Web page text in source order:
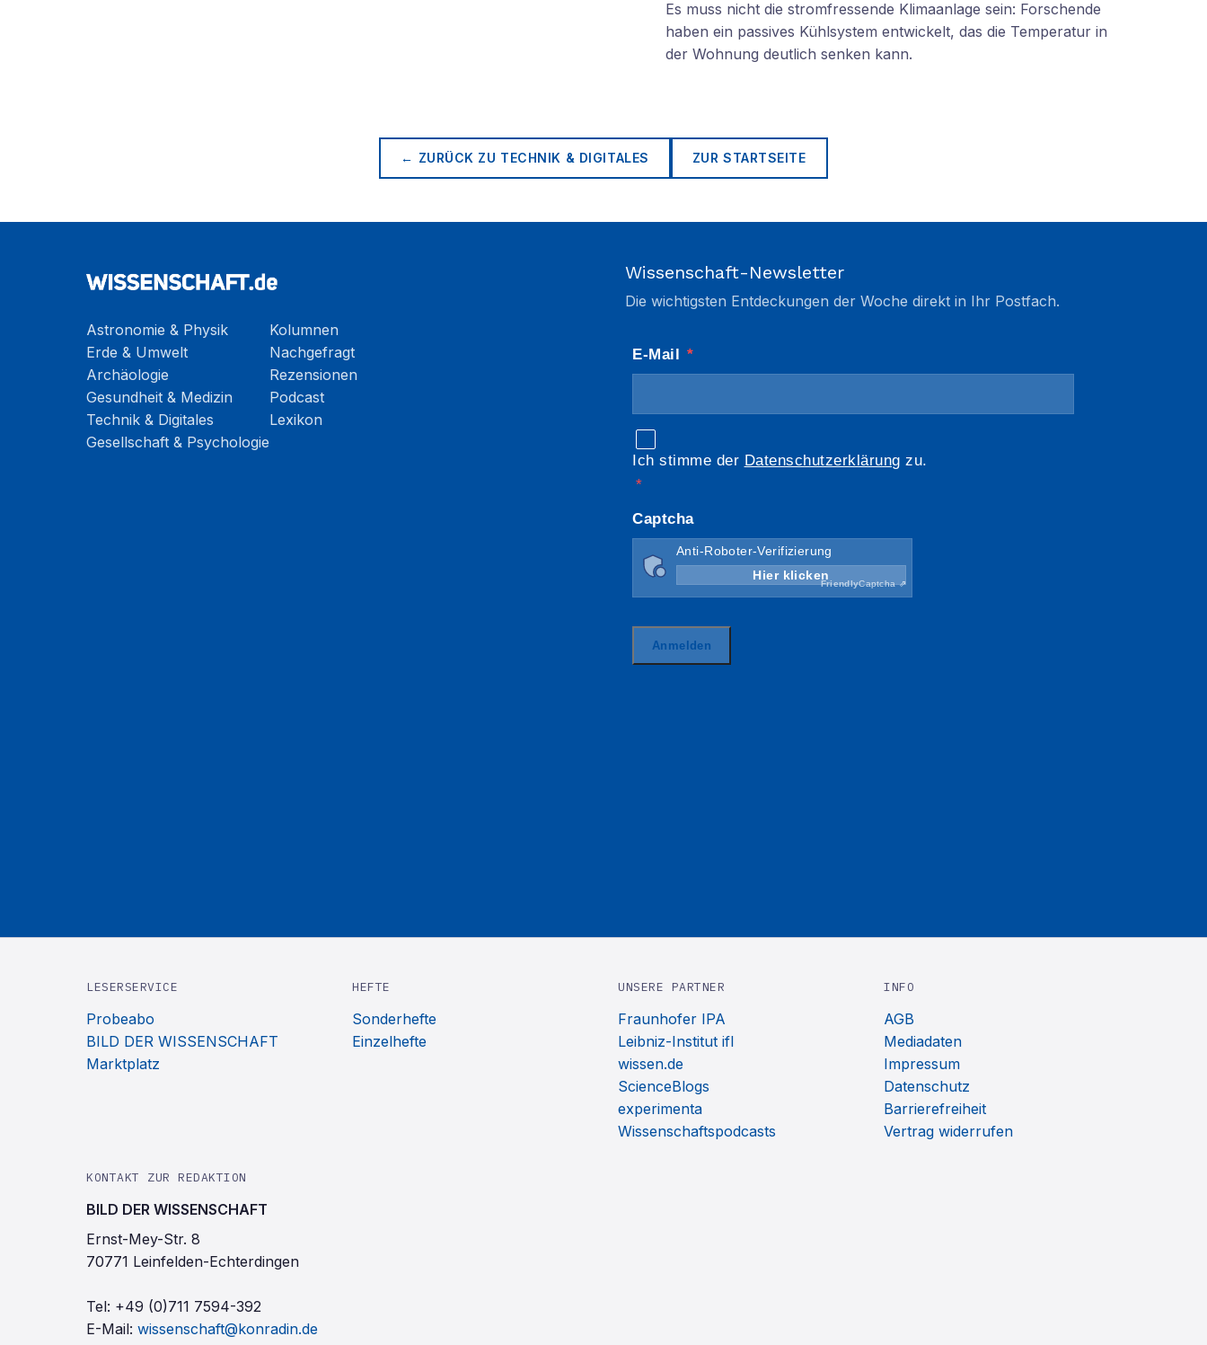
Es muss nicht die stromfressende Klimaanlage sein: Forschende
haben ein passives Kühlsystem entwickelt, das die Temperatur in
der Wohnung deutlich senken kann.
← ZURÜCK ZU TECHNIK & DIGITALES ZUR STARTSEITE
Astronomie & Physik
Erde & Umwelt
Archäologie
Gesundheit & Medizin
Technik & Digitales
Gesellschaft & Psychologie
Kolumnen
Nachgefragt
Rezensionen
Podcast
Lexikon
Wissenschaft-Newsletter
Die wichtigsten Entdeckungen der Woche direkt in Ihr Postfach.
LESERSERVICE
Probeabo
BILD DER WISSENSCHAFT
Marktplatz
HEFTE
Sonderhefte
Einzelhefte
UNSERE PARTNER
Fraunhofer IPA
Leibniz-Institut ifl
wissen.de
ScienceBlogs
experimenta
Wissenschaftspodcasts
INFO
AGB
Mediadaten
Impressum
Datenschutz
Barrierefreiheit
Vertrag widerrufen
KONTAKT ZUR REDAKTION
BILD DER WISSENSCHAFT
Ernst-Mey-Str. 8
70771 Leinfelden-Echterdingen
Tel: +49 (0)711 7594-392
E-Mail: wissenschaft@konradin.de